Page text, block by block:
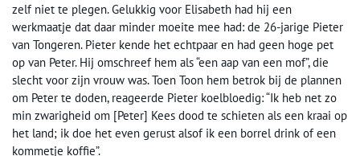
zelf niet te plegen. Gelukkig voor Elisabeth had hij een
werkmaatje dat daar minder moeite mee had: de 26-jarige Pieter
van Tongeren. Pieter kende het echtpaar en had geen hoge pet
op van Peter. Hij omschreef hem als “een aap van een mof”, die
slecht voor zijn vrouw was. Toen Toon hem betrok bij de plannen
om Peter te doden, reageerde Pieter koelbloedig: “Ik heb net zo
min zwarigheid om [Peter] Kees dood te schieten als een kraai op
het land; ik doe het even gerust alsof ik een borrel drink of een
kommetje koffie”.